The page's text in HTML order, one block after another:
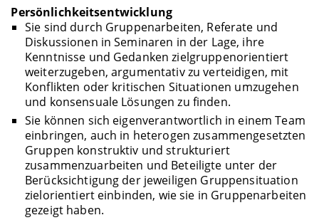
Persönlichkeitsentwicklung
Sie sind durch Gruppenarbeiten, Referate und
Diskussionen in Seminaren in der Lage, ihre
Kenntnisse und Gedanken zielgruppenorientiert
weiterzugeben, argumentativ zu verteidigen, mit
Konflikten oder kritischen Situationen umzugehen
und konsensuale Lösungen zu finden.
Sie können sich eigenverantwortlich in einem Team
einbringen, auch in heterogen zusammengesetzten
Gruppen konstruktiv und strukturiert
zusammenzuarbeiten und Beteiligte unter der
Berücksichtigung der jeweiligen Gruppensituation
zielorientiert einbinden, wie sie in Gruppenarbeiten
gezeigt haben.